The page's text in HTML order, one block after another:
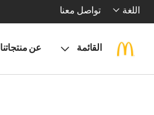
اللغة تواصل معنا
القائمة عن منتجاتنا